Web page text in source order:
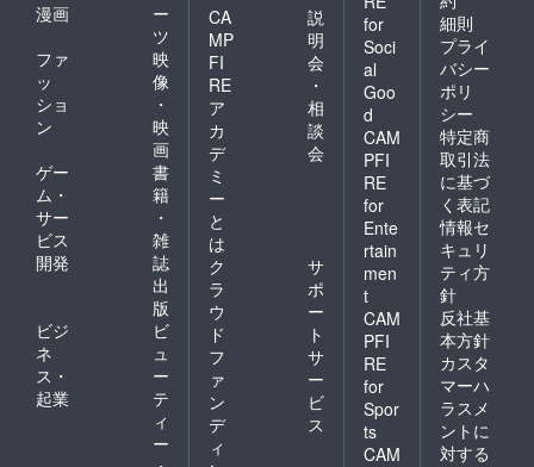
漫画
ー
ツ
ファ
ッ
ショ
ン
映
像
・
映
画
ゲー
ム・
サー
ビス
開発
書
籍
・
雑
誌
出
版
ビジ
ネ
ス・
起業
ビ
ュ
ー
テ
ィ
ー
CA
MP
FI
RE
ア
カ
デ
ミ
ー
と
は
説
明
会
・
相
談
会
ク
ラ
ウ
ド
フ
ァ
ン
デ
ィ
サ
ポ
ー
ト
サ
ー
ビ
ス
for
Soci
al
Goo
d
CAM
PFI
RE
for
Ente
rtain
men
t
CAM
PFI
RE
for
Spor
ts
CAM
細則
プライ
バシー
ポリ
シー
特定商
取引法
に基づ
く表記
情報セ
キュリ
ティ方
針
反社基
本方針
カスタ
マーハ
ラスメ
ントに
対する